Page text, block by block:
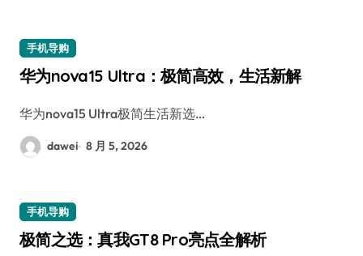
手机导购
华为nova15 Ultra：极简高效，生活新解
华为nova15 Ultra极简生活新选…
dawei 8 月 5, 2026
手机导购
极简之选：真我GT8 Pro亮点全解析